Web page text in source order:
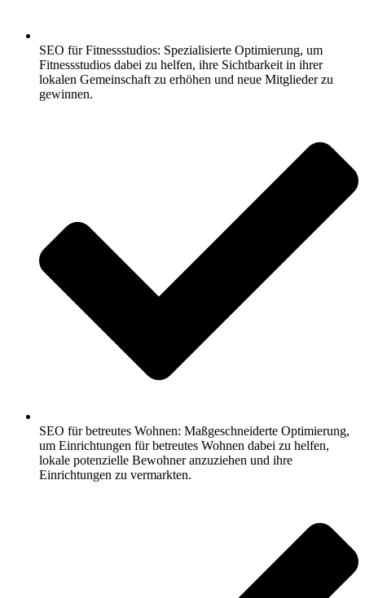
SEO für Fitnessstudios: Spezialisierte Optimierung, um
Fitnessstudios dabei zu helfen, ihre Sichtbarkeit in ihrer
lokalen Gemeinschaft zu erhöhen und neue Mitglieder zu
gewinnen.
SEO für betreutes Wohnen: Maßgeschneiderte Optimierung,
um Einrichtungen für betreutes Wohnen dabei zu helfen,
lokale potenzielle Bewohner anzuziehen und ihre
Einrichtungen zu vermarkten.